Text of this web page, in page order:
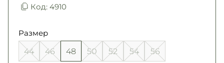
Код: 4910
Размер
44 46 48 50 52 54
56